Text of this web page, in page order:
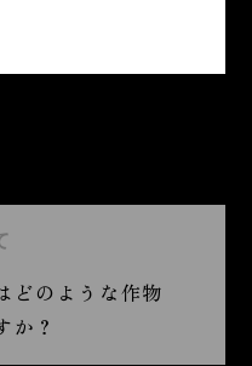
どのような作物
か？